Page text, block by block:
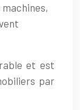
et est
par